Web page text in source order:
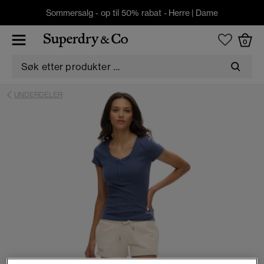
Sommersalg - op til 50% rabat - Herre | Dame
0
UNDERDELER